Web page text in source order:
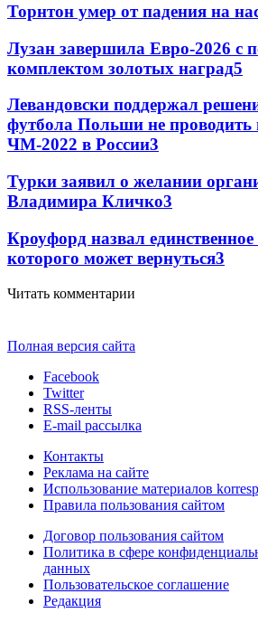
Торнтон умер от падения на
Лузан завершила Евро-2026 с
комплектом золотых наград5
Левандовски поддержал
футбола Польши не проводить
ЧМ-2022 в России3
Турки заявил о желании
Владимира Кличко3
Кроуфорд назвал
которого может вернуться3
Читать комментарии
Полная версия сайта
Facebook
Twitter
RSS-ленты
E-mail рассылка
Контакты
Реклама на сайте
Использование материалов
Правила пользования сайтом
Договор пользования сайтом
Политика в сфере
данных
Пользовательское соглашение
Редакция